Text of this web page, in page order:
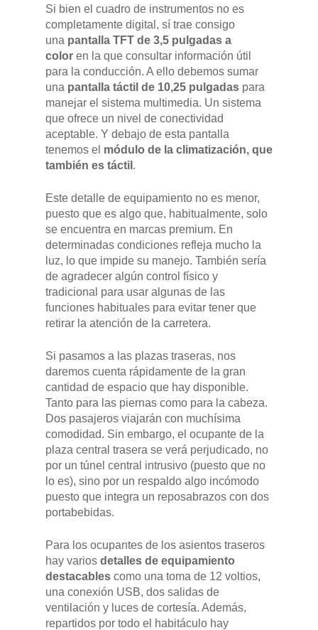
Si bien el cuadro de instrumentos no es
completamente digital, sí trae consigo
una pantalla TFT de 3,5 pulgadas a
color en la que consultar información útil
para la conducción. A ello debemos sumar
una pantalla táctil de 10,25 pulgadas para
manejar el sistema multimedia. Un sistema
que ofrece un nivel de conectividad
aceptable. Y debajo de esta pantalla
tenemos el módulo de la climatización, que
también es táctil .
Este detalle de equipamiento no es menor,
puesto que es algo que, habitualmente, solo
se encuentra en marcas premium. En
determinadas condiciones refleja mucho la
luz, lo que impide su manejo. También sería
de agradecer algún control físico y
tradicional para usar algunas de las
funciones habituales para evitar tener que
retirar la atención de la carretera.
Si pasamos a las plazas traseras, nos
daremos cuenta rápidamente de la gran
cantidad de espacio que hay disponible.
Tanto para las piernas como para la cabeza.
Dos pasajeros viajarán con muchísima
comodidad. Sin embargo, el ocupante de la
plaza central trasera se verá perjudicado, no
por un túnel central intrusivo (puesto que no
lo es), sino por un respaldo algo incómodo
puesto que integra un reposabrazos con dos
portabebidas.
Para los ocupantes de los asientos traseros
hay varios detalles de equipamiento
destacables como una toma de 12 voltios,
una conexión USB, dos salidas de
ventilación y luces de cortesía. Además,
repartidos por todo el habitáculo hay